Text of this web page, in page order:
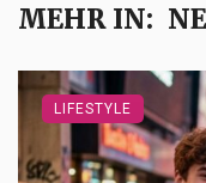
MEHR IN:
LIFESTYLE